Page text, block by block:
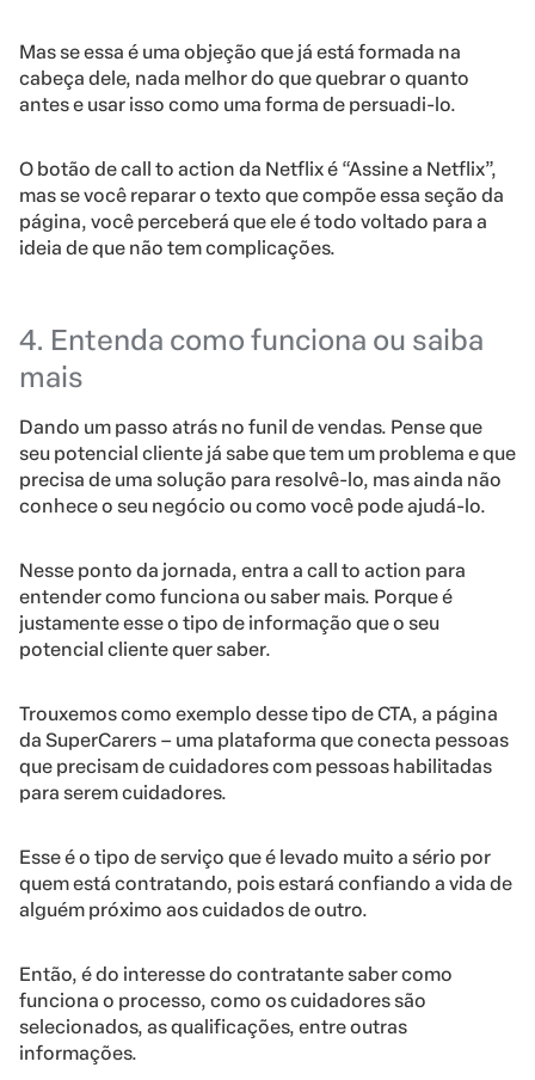
Mas se essa é uma objeção que já está formada na
cabeça dele, nada melhor do que quebrar o quanto
antes e usar isso como uma forma de persuadi-lo.
O botão de call to action da Netflix é “Assine a Netflix”,
mas se você reparar o texto que compõe essa seção da
página, você perceberá que ele é todo voltado para a
ideia de que não tem complicações.
4. Entenda como funciona ou saiba
mais
Dando um passo atrás no funil de vendas. Pense que
seu potencial cliente já sabe que tem um problema e que
precisa de uma solução para resolvê-lo, mas ainda não
conhece o seu negócio ou como você pode ajudá-lo.
Nesse ponto da jornada, entra a call to action para
entender como funciona ou saber mais. Porque é
justamente esse o tipo de informação que o seu
potencial cliente quer saber.
Trouxemos como exemplo desse tipo de CTA, a página
da SuperCarers – uma plataforma que conecta pessoas
que precisam de cuidadores com pessoas habilitadas
para serem cuidadores.
Esse é o tipo de serviço que é levado muito a sério por
quem está contratando, pois estará confiando a vida de
alguém próximo aos cuidados de outro.
Então, é do interesse do contratante saber como
funciona o processo, como os cuidadores são
selecionados, as qualificações, entre outras
informações.